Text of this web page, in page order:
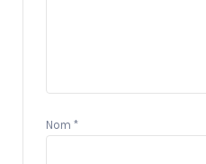
Nom *